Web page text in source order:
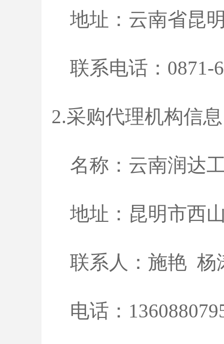
地址： 云南省昆
联系电话：0871-
2.采购代理机构信息
名称：云南润达
地址：昆明市西
联系人：施艳杨
电话：